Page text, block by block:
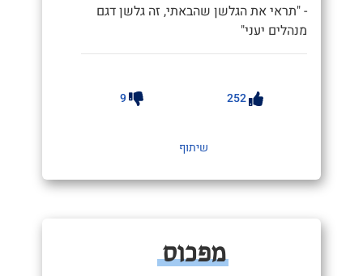
- "תראי את הגלשן שהבאתי, זה גלשן דגם
מנהלים יעני"
252
9
שיתוף
מפכוס